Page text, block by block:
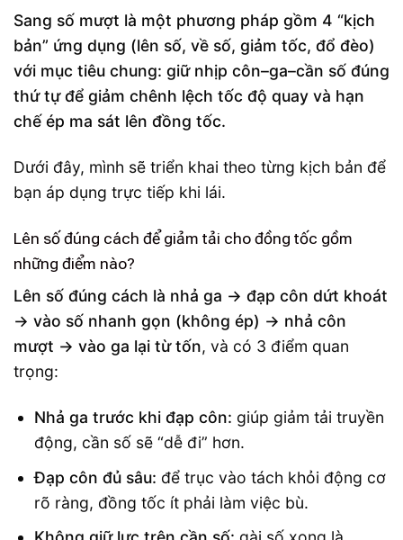
Sang số mượt là một phương pháp gồm 4 “kịch
bản” ứng dụng (lên số, về số, giảm tốc, đổ đèo)
với mục tiêu chung: giữ nhịp côn–ga–cần số đúng
thứ tự để giảm chênh lệch tốc độ quay và hạn
chế ép ma sát lên đồng tốc.
Dưới đây, mình sẽ triển khai theo từng kịch bản để
bạn áp dụng trực tiếp khi lái.
Lên số đúng cách để giảm tải cho đồng tốc gồm
những điểm nào?
Lên số đúng cách là nhả ga → đạp côn dứt khoát
→ vào số nhanh gọn (không ép) → nhả côn
mượt → vào ga lại từ tốn, và có 3 điểm quan
trọng:
Nhả ga trước khi đạp côn: giúp giảm tải truyền
động, cần số sẽ “dễ đi” hơn.
Đạp côn đủ sâu: để trục vào tách khỏi động cơ
rõ ràng, đồng tốc ít phải làm việc bù.